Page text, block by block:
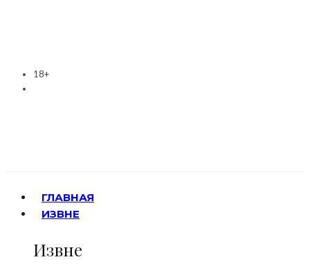
18+
ГЛАВНАЯ
ИЗВНЕ
Извне